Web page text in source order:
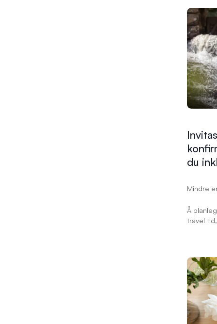
med
fungerer
og
livets
dine
du
Mindre
Å
travel
for å